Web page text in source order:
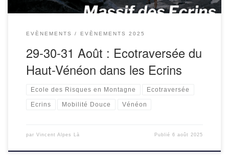
EVÈNEMENTS EVÈNEMENTS 2025
29-30-31 Août : Ecotraversée du
Haut-Vénéon dans les Ecrins
Ecole des Risques en Montagne Ecotraversée
Ecrins Mobilité Douce Vénéon
par Vincent Alpes Là Publié6 août 2025